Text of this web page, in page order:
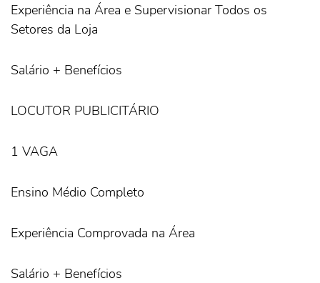
Experiência na Área e Supervisionar Todos os
Setores da Loja
Salário + Benefícios
LOCUTOR PUBLICITÁRIO
1 VAGA
Ensino Médio Completo
Experiência Comprovada na Área
Salário + Benefícios